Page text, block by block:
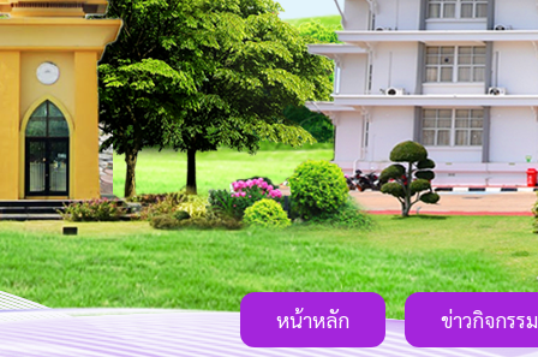
หน้าหลัก ข่าวกิจกรรม